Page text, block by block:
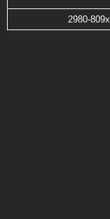
2980-809x